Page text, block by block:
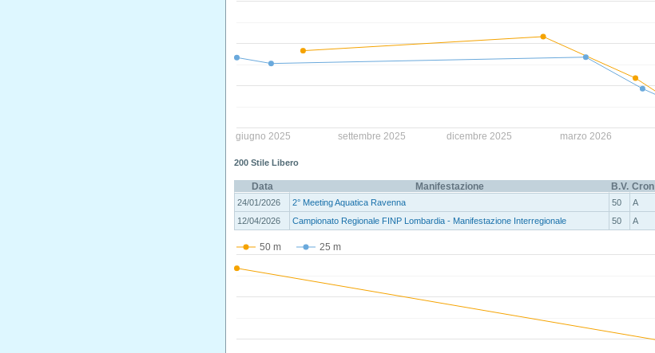
giugno 2025 settembre 2025 dicembre 2025 marzo 2026
200 Stile Libero
Data Manifestazione B.V. Cron
24/01/2026 2° Meeting Aquatica Ravenna 50 A
12/04/2026
Campionato Regionale FINP Lombardia - Manifestazione Interregionale 50 A
50 m 25 m